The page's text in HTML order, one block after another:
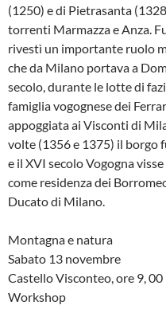
(1250) e di Pietrasanta
torrenti Marmazza e Anza.
rivestì un importante ruolo
che da Milano portava a
secolo, durante le lotte di
famiglia vogognese dei
appoggiata ai Visconti di
volte (1356 e 1375) il borgo
e il XVI secolo Vogogna
come residenza dei
Ducato di Milano.
Montagna e natura
Sabato 13 novembre
Castello Visconteo, ore 9, 00
Workshop